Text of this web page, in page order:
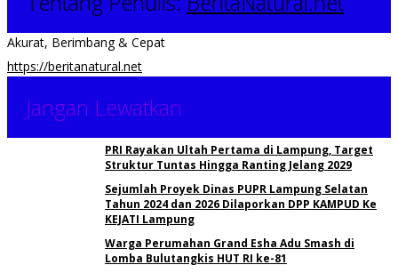
Akurat, Berimbang & Cepat
https://beritanatural.net
Jangan Lewatkan
PRI Rayakan Ultah Pertama di Lampung, Target
Struktur Tuntas Hingga Ranting Jelang 2029
Sejumlah Proyek Dinas PUPR Lampung Selatan
Tahun 2024 dan 2026 Dilaporkan DPP KAMPUD Ke
KEJATI Lampung
Warga Perumahan Grand Esha Adu Smash di
Lomba Bulutangkis HUT RI ke-81